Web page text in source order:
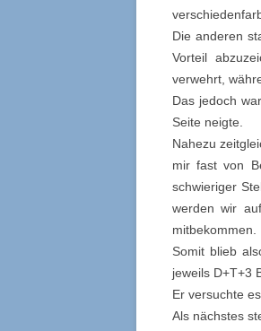
Die anderen
Vorteil
verwehrt,
Das jedoch
Seite neigte.
Nahezu
mir fast von
schwieriger
werden wir
mitbekommen.
Somit blieb
jeweils D+T+3
Er versuchte
Als nächstes